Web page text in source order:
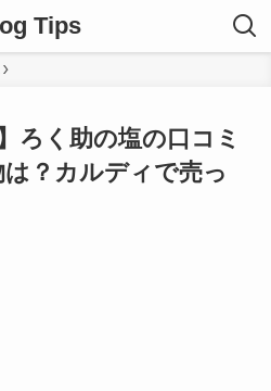
Tips
ろく助の塩の口コミ
？カルディで売っ